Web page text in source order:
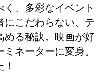
、多彩なイベント
にこだわらない、テ
める秘訣。映画が好
ネーターに変身。